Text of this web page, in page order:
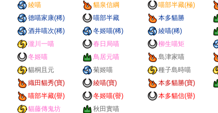
綾喵 貓泉信綱 喵部半藏(極)
德喵家康(稀) 喵部半藏 本多貓勝
酒井喵次(稀) 冬姬喵(稀) 綾喵(稀)
瀧川一喵 春日局喵 柳生喵矩
冬姬喵 鳥居元喵 島津家喵
貓桐且元 菊姬喵 種子島時喵
織田貓秀(寶) 綾喵(寶) 本多貓勝(寶)
喵部半藏(譽) 冬姬喵(譽)
本多貓信(譽)
貓藤傳鬼坊
秋田實喵